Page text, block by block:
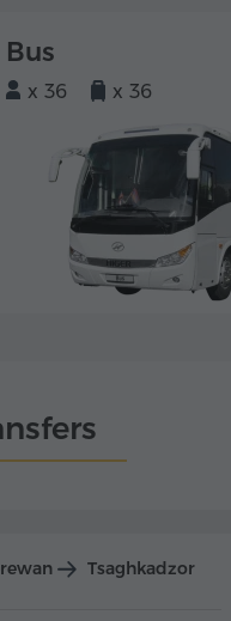
Bus
x 36 x 36
Tsaghkadzor